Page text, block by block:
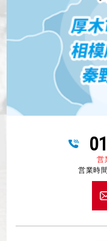
営
営業時